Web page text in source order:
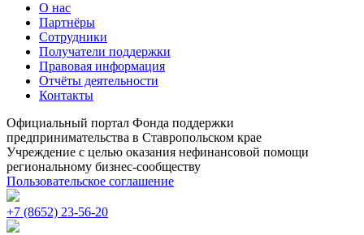
О нас
Партнёры
Сотрудники
Получатели поддержки
Правовая информация
Отчёты деятельности
Контакты
Официальный портал Фонда поддержки
предпринимательства в Ставропольском крае
Учреждение с целью оказания нефинансовой помощи
региональному бизнес-сообществу
Пользовательское соглашение
+7 (8652) 23-56-20